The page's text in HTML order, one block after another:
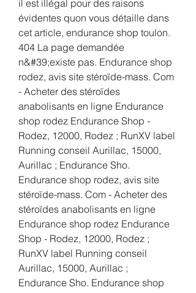
il est illégal pour des raisons
évidentes quon vous détaille dans
cet article, endurance shop toulon.
404 La page demandée
n&#39;existe pas. Endurance shop
rodez, avis site stéroïde-mass. Com
- Acheter des stéroïdes
anabolisants en ligne Endurance
shop rodez Endurance Shop -
Rodez, 12000, Rodez ; RunXV label
Running conseil Aurillac, 15000,
Aurillac ; Endurance Sho.
Endurance shop rodez, avis site
stéroïde-mass. Com - Acheter des
stéroïdes anabolisants en ligne
Endurance shop rodez Endurance
Shop - Rodez, 12000, Rodez ;
RunXV label Running conseil
Aurillac, 15000, Aurillac ;
Endurance Sho. Endurance shop